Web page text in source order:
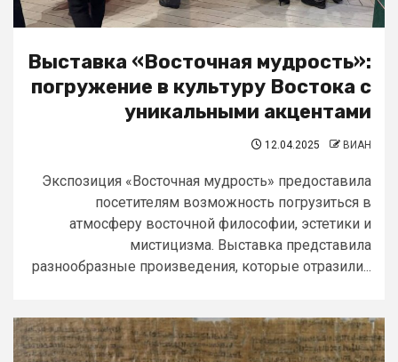
Выставка «Восточная мудрость»:
погружение в культуру Востока с
уникальными акцентами
12.04.2025 ВИАН
Экспозиция «Восточная мудрость» предоставила
посетителям возможность погрузиться в
атмосферу восточной философии, эстетики и
мистицизма. Выставка представила
разнообразные произведения, которые отразили...